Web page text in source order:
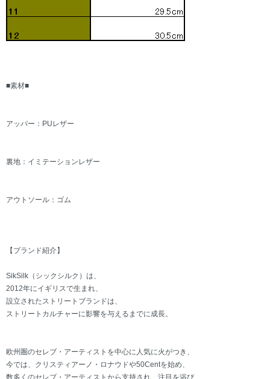
■素材■
アッパー：PUレザー
裏地：イミテーションレザー
アウトソール：ゴム
【ブランド紹介】
SikSilk（シックシルク）は、
2012年にイギリスで生まれ、
設立されたストリートブランドは、
ストリートカルチャーに影響を与えるまでに成長。
欧州圏のセレブ・アーティストを中心に人気に火がつき、
今では、クリスティアーノ・ロナウドや50Centを始め、
数多くのセレブ・アーティストから支持され、注目を浴び、